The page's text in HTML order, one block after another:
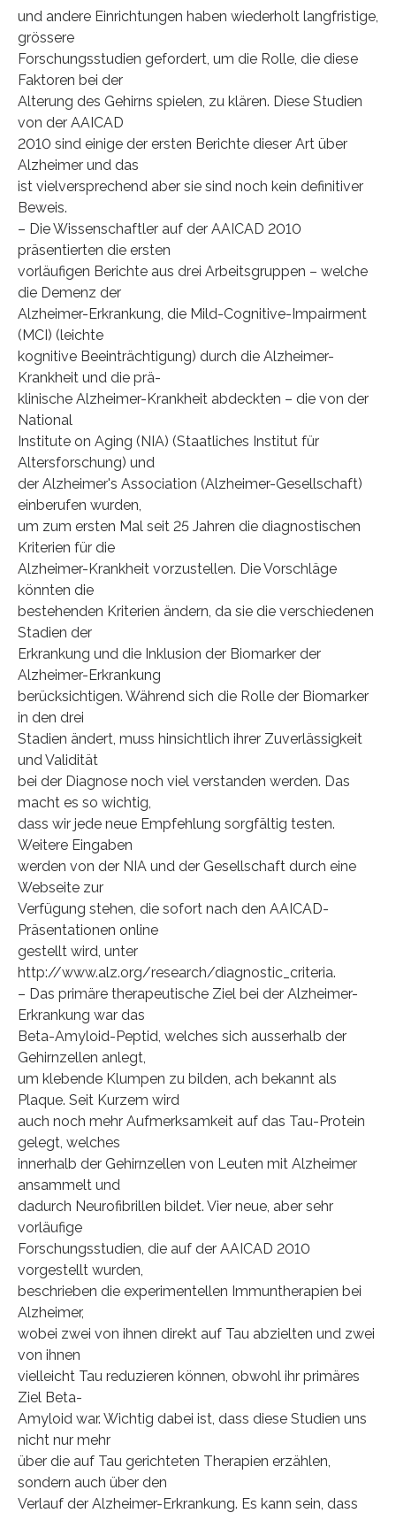
und andere Einrichtungen haben wiederholt langfristige,
grössere
Forschungsstudien gefordert, um die Rolle, die diese
Faktoren bei der
Alterung des Gehirns spielen, zu klären. Diese Studien
von der AAICAD
2010 sind einige der ersten Berichte dieser Art über
Alzheimer und das
ist vielversprechend aber sie sind noch kein definitiver
Beweis.
– Die Wissenschaftler auf der AAICAD 2010
präsentierten die ersten
vorläufigen Berichte aus drei Arbeitsgruppen – welche
die Demenz der
Alzheimer-Erkrankung, die Mild-Cognitive-Impairment
(MCI) (leichte
kognitive Beeinträchtigung) durch die Alzheimer-
Krankheit und die prä-
klinische Alzheimer-Krankheit abdeckten – die von der
National
Institute on Aging (NIA) (Staatliches Institut für
Altersforschung) und
der Alzheimer's Association (Alzheimer-Gesellschaft)
einberufen wurden,
um zum ersten Mal seit 25 Jahren die diagnostischen
Kriterien für die
Alzheimer-Krankheit vorzustellen. Die Vorschläge
könnten die
bestehenden Kriterien ändern, da sie die verschiedenen
Stadien der
Erkrankung und die Inklusion der Biomarker der
Alzheimer-Erkrankung
berücksichtigen. Während sich die Rolle der Biomarker
in den drei
Stadien ändert, muss hinsichtlich ihrer Zuverlässigkeit
und Validität
bei der Diagnose noch viel verstanden werden. Das
macht es so wichtig,
dass wir jede neue Empfehlung sorgfältig testen.
Weitere Eingaben
werden von der NIA und der Gesellschaft durch eine
Webseite zur
Verfügung stehen, die sofort nach den AAICAD-
Präsentationen online
gestellt wird, unter
http://www.alz.org/research/diagnostic_criteria.
– Das primäre therapeutische Ziel bei der Alzheimer-
Erkrankung war das
Beta-Amyloid-Peptid, welches sich ausserhalb der
Gehirnzellen anlegt,
um klebende Klumpen zu bilden, ach bekannt als
Plaque. Seit Kurzem wird
auch noch mehr Aufmerksamkeit auf das Tau-Protein
gelegt, welches
innerhalb der Gehirnzellen von Leuten mit Alzheimer
ansammelt und
dadurch Neurofibrillen bildet. Vier neue, aber sehr
vorläufige
Forschungsstudien, die auf der AAICAD 2010
vorgestellt wurden,
beschrieben die experimentellen Immuntherapien bei
Alzheimer,
wobei zwei von ihnen direkt auf Tau abzielten und zwei
von ihnen
vielleicht Tau reduzieren können, obwohl ihr primäres
Ziel Beta-
Amyloid war. Wichtig dabei ist, dass diese Studien uns
nicht nur mehr
über die auf Tau gerichteten Therapien erzählen,
sondern auch über den
Verlauf der Alzheimer-Erkrankung. Es kann sein, dass